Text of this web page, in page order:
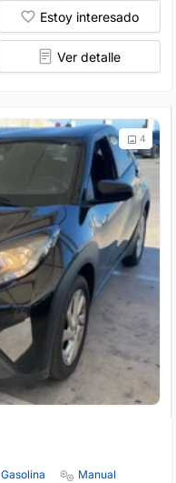
Estoy interesado
Ver detalle
4
Gasolina
Manual